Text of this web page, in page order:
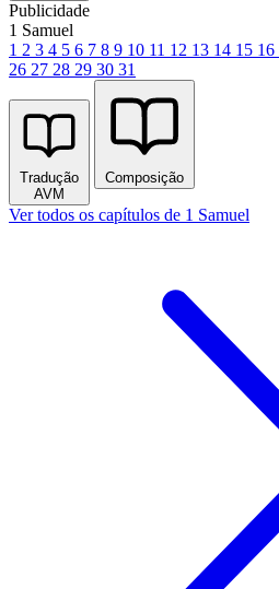
Publicidade
1 Samuel
1 2 3 4 5 6 7 8 9 10 11 12 13 14 15 16
26 27 28 29 30 31
Tradução
AVM
Composição
Ver todos os capítulos de 1 Samuel